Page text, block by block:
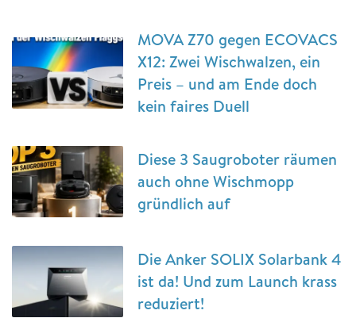
MOVA Z70 gegen ECOVACS
X12: Zwei Wischwalzen, ein
Preis – und am Ende doch
kein faires Duell
Diese 3 Saugroboter räumen
auch ohne Wischmopp
gründlich auf
Die Anker SOLIX Solarbank 4
ist da! Und zum Launch krass
reduziert!